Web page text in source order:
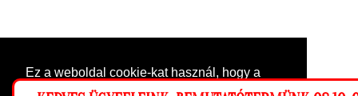
Ez a weboldal cookie-kat használ, hogy a
lehető legjobb élményt nyújtsa honlapunkon.